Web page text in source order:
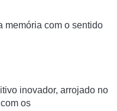
memória com o sentido
inovador, arrojado no
os